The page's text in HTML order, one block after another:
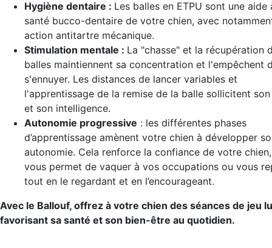
Hygiène dentaire : Les balles en ETPU sont une aide
santé bucco-dentaire de votre chien, avec
action antitartre mécanique.
Stimulation mentale : La "chasse" et la récupération
balles maintiennent sa concentration et l'empêchent
s'ennuyer. Les distances de lancer variables et
l'apprentissage de la remise de la balle sollicitent
et son intelligence.
Autonomie progressive : les différentes phases
d’apprentissage amènent votre chien à développer
autonomie. Cela renforce la confiance de votre
vous permet de vaquer à vos occupations ou vous
tout en le regardant et en l’encourageant.
Avec le Ballouf, offrez à votre chien des séances de jeu
favorisant sa santé et son bien-être au quotidien.